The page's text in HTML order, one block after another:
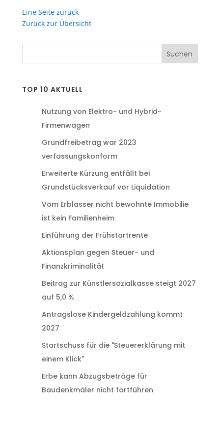
Eine Seite zurück
Zurück zur Übersicht
TOP 10 AKTUELL
Nutzung von Elektro- und Hybrid-
Firmenwagen
Grundfreibetrag war 2023
verfassungskonform
Erweiterte Kürzung entfällt bei
Grundstücksverkauf vor Liquidation
Vom Erblasser nicht bewohnte Immobilie
ist kein Familienheim
Einführung der Frühstartrente
Aktionsplan gegen Steuer- und
Finanzkriminalität
Beitrag zur Künstlersozialkasse steigt 2027
auf 5,0 %
Antragslose Kindergeldzahlung kommt
2027
Startschuss für die "Steuererklärung mit
einem Klick"
Erbe kann Abzugsbeträge für
Baudenkmäler nicht fortführen